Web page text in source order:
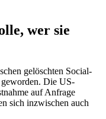
wer sie
gelöschten Social-
Die US-
auf Anfrage
sich inzwischen auch